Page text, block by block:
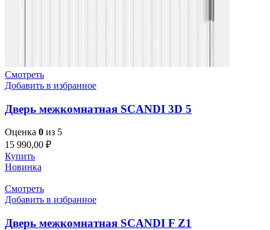
Смотреть
Добавить в избранное
Дверь межкомнатная SCANDI 3D 5
Оценка 0 из 5
15 990,00 ₽
Купить
Новинка
Смотреть
Добавить в избранное
Дверь межкомнатная SCANDI F Z1